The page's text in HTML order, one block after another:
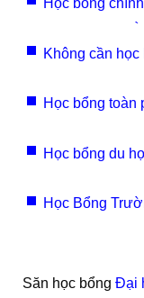
Học bổng
2020-21 CỦA
Không cần
Học bổng toàn
Học bổng du
Học Bổng
Săn học bổng Đại